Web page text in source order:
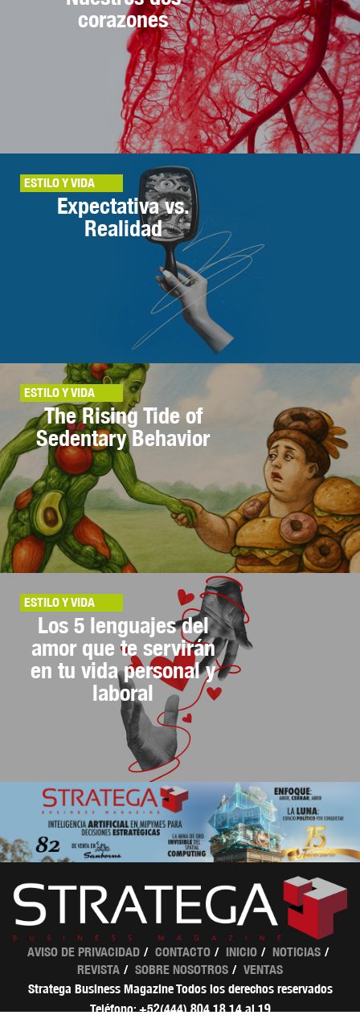
corazones
ESTILO Y VIDA
Expectativa vs.
Realidad
ESTILO Y VIDA
The Rising Tide of
Sedentary Behavior
ESTILO Y VIDA
Los 5 lenguajes del
amor que te servirán
en tu vida personal y
laboral
AVISO DE PRIVACIDAD CONTACTO INICIO
NOTICIAS
REVISTA
SOBRE NOSOTROS
VENTAS
Stratega Business Magazine Todos los derechos reservados
Teléfono: +52(444) 804 18 14 al 19